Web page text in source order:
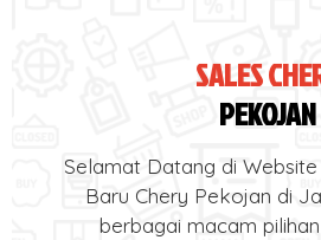
SALES
PEKOJAN
Selamat Datang di
Baru Chery Pekojan di
berbagai macam